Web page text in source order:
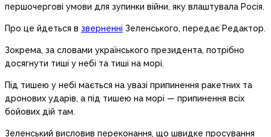
першочергові умови для зупинки війни, яку влаштувала Росія.
Про це йдеться в зверненні Зеленського, передає Редактор.
Зокрема, за словами українського президента, потрібно
досягнути тиші у небі та тиші на морі.
Під тишею у небі мається на увазі припинення ракетних та
дронових ударів, а під тишею на морі — припинення всіх
бойових дій там.
Зеленський висловив переконання, що швидке просування